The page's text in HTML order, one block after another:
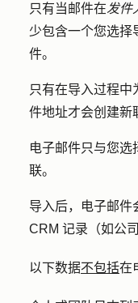
只有当邮件在发件
少包含一个您选择
件。
只有在导入过程中
件地址才会创建新
电子邮件只与您选
联。
导入后，电子邮件
CRM 记录（如公
以下数据不包括在